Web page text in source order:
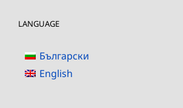
LANGUAGE
Български
English